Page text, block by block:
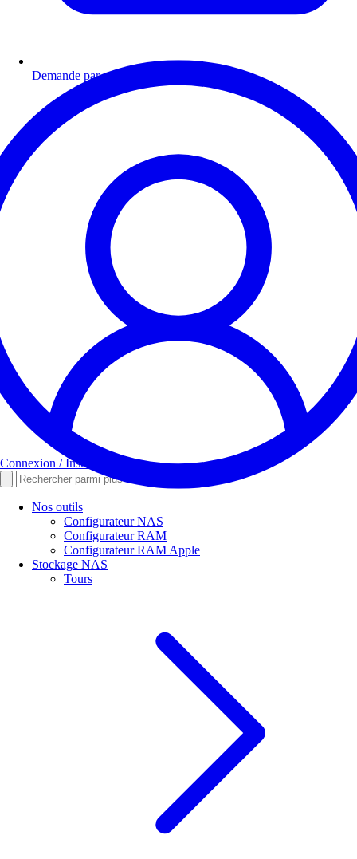
Demande par email
Connexion / Inscription
Nos outils
Configurateur NAS
Configurateur RAM
Configurateur RAM Apple
Stockage NAS
Tours